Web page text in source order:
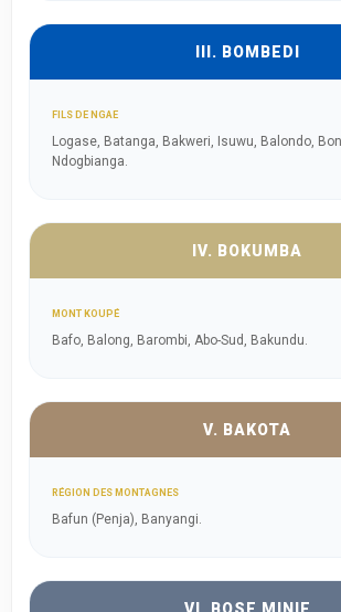
III. BOMBEDI
FILS DE NGAE
Logase, Batanga, Bakweri, Isuwu, Balondo,
Ndogbianga.
IV. BOKUMBA
MONT KOUPÉ
Bafo, Balong, Barombi, Abo-Sud, Bakundu.
V. BAKOTA
RÉGION DES MONTAGNES
Bafun (Penja), Banyangi.